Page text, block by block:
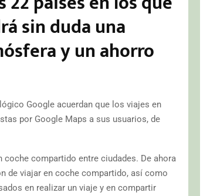
sin duda una
y un ahorro
Google acuerdan que los viajes en
por Google Maps a sus usuarios, de
compartido entre ciudades. De ahora
de viajar en coche compartido, así como
en realizar un viaje y en compartir